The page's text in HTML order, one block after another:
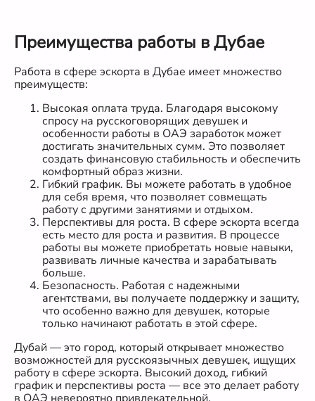
Преимущества работы в Дубае
Работа в сфере эскорта в Дубае имеет множество
преимуществ:
Высокая оплата труда. Благодаря высокому
спросу на русскоговорящих девушек и
особенности работы в ОАЭ заработок может
достигать значительных сумм. Это позволяет
создать финансовую стабильность и обеспечить
комфортный образ жизни.
Гибкий график. Вы можете работать в удобное
для себя время, что позволяет совмещать
работу с другими занятиями и отдыхом.
Перспективы для роста. В сфере эскорта всегда
есть место для роста и развития. В процессе
работы вы можете приобретать новые навыки,
развивать личные качества и зарабатывать
больше.
Безопасность. Работая с надежными
агентствами, вы получаете поддержку и защиту,
что особенно важно для девушек, которые
только начинают работать в этой сфере.
Дубай — это город, который открывает множество
возможностей для русскоязычных девушек, ищущих
работу в сфере эскорта. Высокий доход, гибкий
график и перспективы роста — все это делает работу